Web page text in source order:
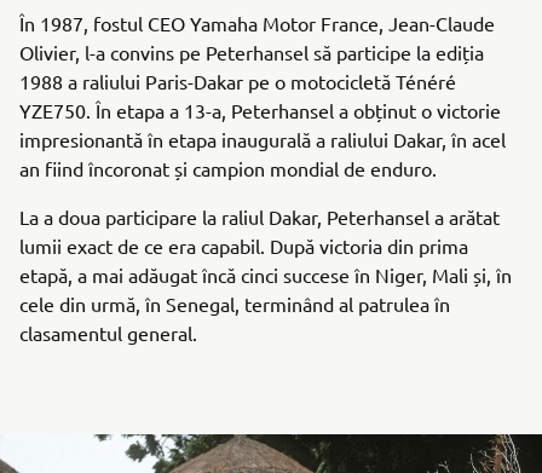
În 1987, fostul CEO Yamaha Motor France, Jean-Claude
Olivier, l-a convins pe Peterhansel să participe la ediția
1988 a raliului Paris-Dakar pe o motocicletă Ténéré
YZE750. În etapa a 13-a, Peterhansel a obținut o victorie
impresionantă în etapa inaugurală a raliului Dakar, în acel
an fiind încoronat și campion mondial de enduro.
La a doua participare la raliul Dakar, Peterhansel a arătat
lumii exact de ce era capabil. După victoria din prima
etapă, a mai adăugat încă cinci succese în Niger, Mali și, în
cele din urmă, în Senegal, terminând al patrulea în
clasamentul general.